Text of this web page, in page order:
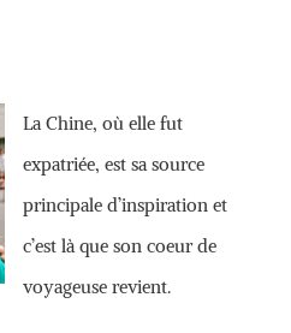
La Chine, où elle fut
expatriée, est sa source
principale d’inspiration et
c’est là que son coeur de
voyageuse revient.